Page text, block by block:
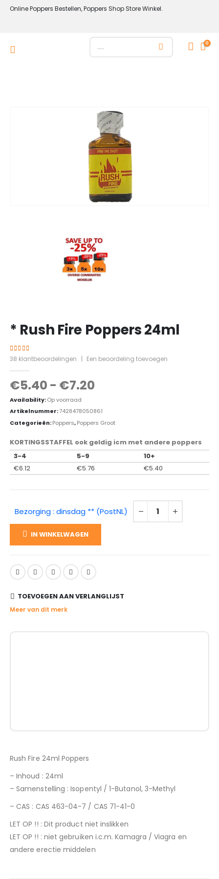
Online Poppers Bestellen, Poppers Shop Store Winkel.
0
* Rush Fire Poppers 24ml
4.24out of 5
38 klantbeoordelingen Een beoordeling toevoegen
€5.40 - €7.20
Availability:Op voorraad
Artikelnummer:7428478050861
Categorieën:Poppers,Poppers Groot
KORTINGSSTAFFEL ook geldig icm met andere poppers
3-4
5-9
10+
€6.12 €5.76 €5.40
Bezorging : dinsdag ** (PostNL)
IN WINKELWAGEN
TOEVOEGEN AAN VERLANGLIJST
Meer van dit merk
Rush Fire 24ml Poppers
– Inhoud : 24ml
– Samenstelling : Isopentyl / 1-Butanol, 3-Methyl
– CAS : CAS 463-04-7 / CAS 71-41-0
LET OP !! : Dit product niet inslikken
LET OP !! : niet gebruiken i.c.m. Kamagra / Viagra en
andere erectie middelen